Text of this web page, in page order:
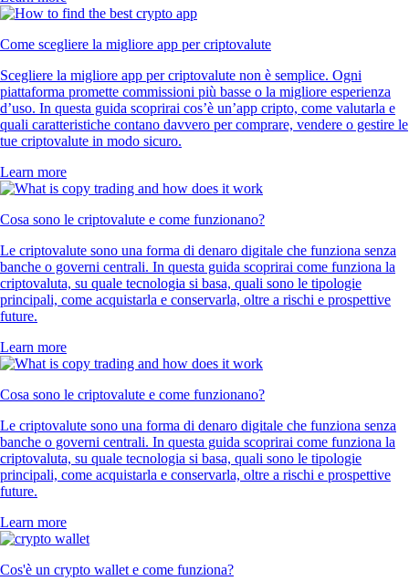
1INCH$0.072749 +0.59%
Cosa diconi i nostri clienti
320k Reviews
660k Reviews
«Nuovo nel mondo crypto, ho ceduto dopo l'ennesima pubblicità. Mi